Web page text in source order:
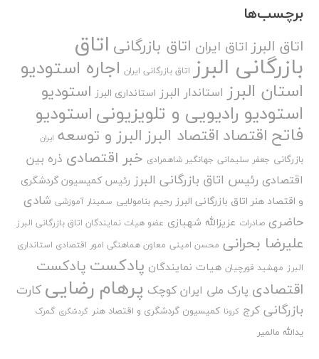
برچسب‌ها
اتاق البرزاتاق ایران اتاق بازرگانی اتاق
بازرگانی البرز اتاق بازرگانی ایران اجاره استودیو
استان البرز استاندار البرز استانداری البرز استودیو
استودیو رادیویی و تلویزیونیاستودیو
فاتح اقتصاد اقتصاد البرزالبرز و توسعه ایران
بازرگانی جعفر سلیمانی جهانگیر شاهمرادی خبر اقتصادی ذره بین
اقتصادی رئیس اتاق بازرگانی البرز رئیس کمیسیون گردشگری
و اقتصاد هنر اتاق بازرگانی البرز رحیم بنامولایی سمینار آموزشی شادی
حاضری صادرات عزیزالله شهبازی عضو هیات نمایندگان اتاق بازرگانی البرز
علیرضا بحرانی محسن امینی معاون هماهنگی امور اقتصادی استانداری
البرز مهشید قورچیان هیات نمایندگان پادکست پادکست
اقتصادی پارک ملی ایران کوچک پرهام رضایی کارت
بازرگانی کرج کرونا کمیسیون گردشگری و اقتصاد هنر گردشگری گمرک
یدالله مالمیر